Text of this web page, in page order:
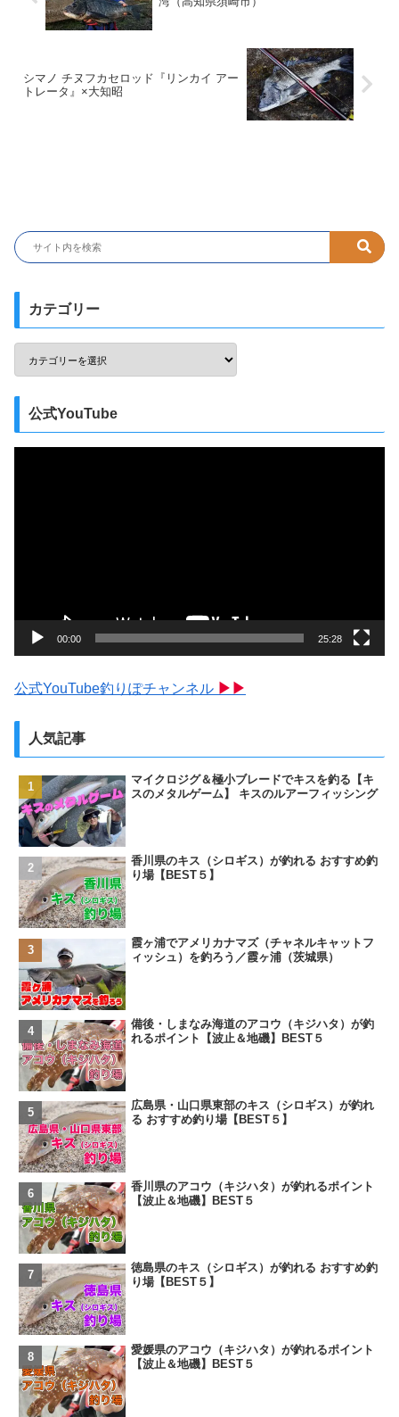
シマノ チヌフカセロッド『リンカイ アー
トレータ』×大知昭
カテゴリー
公式YouTube
00:00 25:28
公式YouTube釣りぽチャンネル ▶▶
人気記事
マイクロジグ＆極小ブレードでキスを釣る【キ
スのメタルゲーム】 キスのルアーフィッシング
香川県のキス（シロギス）が釣れる おすすめ釣
り場【BEST５】
霞ヶ浦でアメリカナマズ（チャネルキャットフ
ィッシュ）を釣ろう／霞ヶ浦（茨城県）
備後・しまなみ海道のアコウ（キジハタ）が釣
れるポイント【波止＆地磯】BEST５
広島県・山口県東部のキス（シロギス）が釣れ
る おすすめ釣り場【BEST５】
香川県のアコウ（キジハタ）が釣れるポイント
【波止＆地磯】BEST５
徳島県のキス（シロギス）が釣れる おすすめ釣
り場【BEST５】
愛媛県のアコウ（キジハタ）が釣れるポイント
【波止＆地磯】BEST５